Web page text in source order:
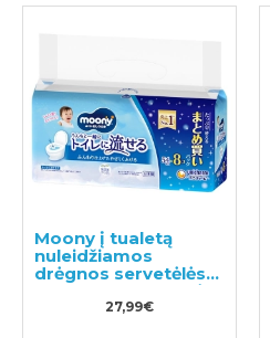
Moony į tualetą
nuleidžiamos
drėgnos servetėlės
54 vnt. × 8 pakuotės
27,99€